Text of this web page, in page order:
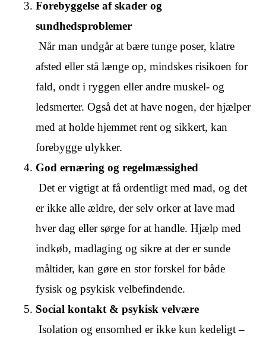
Forebyggelse af skader og
sundhedsproblemer
Når man undgår at bære tunge poser, klatre
afsted eller stå længe op, mindskes risikoen for
fald, ondt i ryggen eller andre muskel‑ og
ledsmerter. Også det at have nogen, der hjælper
med at holde hjemmet rent og sikkert, kan
forebygge ulykker.
God ernæring og regelmæssighed
Det er vigtigt at få ordentligt med mad, og det
er ikke alle ældre, der selv orker at lave mad
hver dag eller sørge for at handle. Hjælp med
indkøb, madlaging og sikre at der er sunde
måltider, kan gøre en stor forskel for både
fysisk og psykisk velbefindende.
Social kontakt & psykisk velvære
Isolation og ensomhed er ikke kun kedeligt –